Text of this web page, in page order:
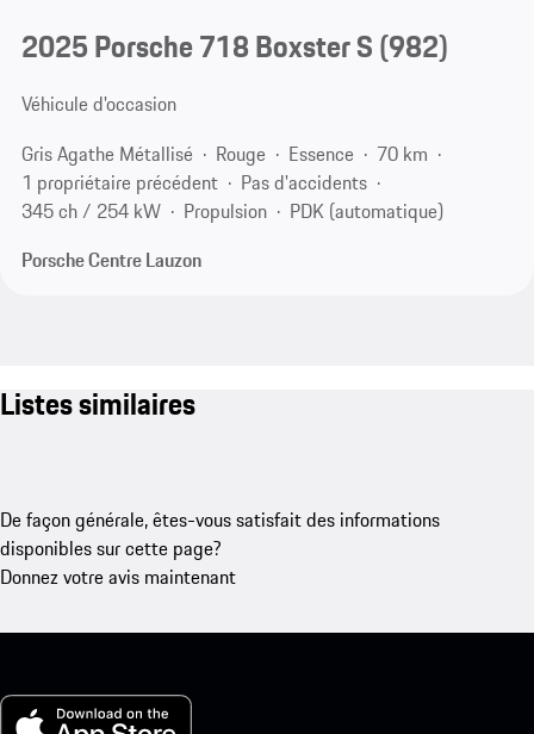
2025 Porsche 718 Boxster S(982)
Véhicule d'occasion
Gris Agathe Métallisé
Rouge Essence
70 km
1 propriétaire précédent
Pas d'accidents
345 ch / 254 kW
Propulsion
PDK (automatique)
Porsche Centre Lauzon
Listes similaires
De façon générale, êtes-vous satisfait des informations
disponibles sur cette page?
Donnez votre avis maintenant